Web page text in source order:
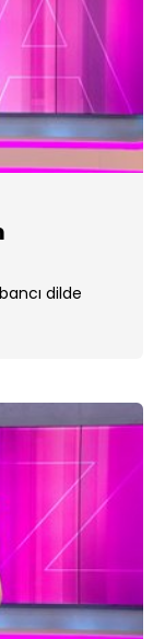
dilde